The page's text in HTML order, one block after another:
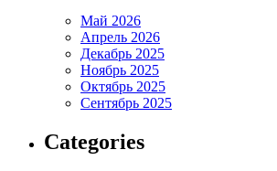
Май 2026
Апрель 2026
Декабрь 2025
Ноябрь 2025
Октябрь 2025
Сентябрь 2025
Categories